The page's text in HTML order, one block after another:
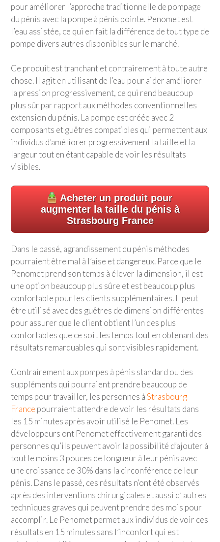
pour améliorer l’approche traditionnelle de pompage
du pénis avec la pompe à pénis pointe. Penomet est
l’eau assistée, ce qui en fait la différence de tout type de
pompe divers autres disponibles sur le marché.
Ce produit est tranchant et contrairement à toute autre
chose. Il agit en utilisant de l’eau pour aider améliorer
la pression progressivement, ce qui rend beaucoup
plus sûr par rapport aux méthodes conventionnelles
extension du pénis. La pompe est créée avec 2
composants et guêtres compatibles qui permettent aux
individus d’améliorer progressivement la taille et la
largeur tout en étant capable de voir les résultats
visibles.
Acheter un produit pour
augmenter la taille du pénis à
Strasbourg France
Dans le passé, agrandissement du pénis méthodes
pourraient être mal à l’aise et dangereux. Parce que le
Penomet prend son temps à élever la dimension, il est
une option beaucoup plus sûre et est beaucoup plus
confortable pour les clients supplémentaires. Il peut
être utilisé avec des guêtres de dimension différentes
pour assurer que le client obtient l’un des plus
confortables que ce soit les temps tout en obtenant des
résultats remarquables qui sont visibles rapidement.
Contrairement aux pompes à pénis standard ou des
suppléments qui pourraient prendre beaucoup de
temps pour travailler, les personnes àStrasbourg
France pourraient attendre de voir les résultats dans
les 15 minutes après avoir utilisé le Penomet. Les
développeurs ont Penomet effectivement garanti des
personnes qu’ils peuvent avoir la possibilité d’ajouter à
tout le moins 3 pouces de longueur à leur pénis avec
une croissance de 30% dans la circonférence de leur
pénis. Dans le passé, ces résultats n’ont été observés
après des interventions chirurgicales et aussi d’ autres
techniques graves qui peuvent prendre des mois pour
accomplir. Le Penomet permet aux individus de voir ces
résultats en 15 minutes sans l’inconfort qui est